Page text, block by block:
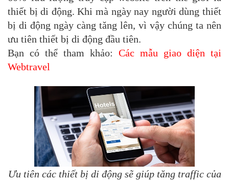
thiết bị di động. Khi mà ngày nay người dùng thiết
bị di động ngày càng tăng lên, vì vậy chúng ta nên
ưu tiên thiết bị di động đầu tiên.
Bạn có thể tham khảo: Các mẫu giao diện tại
Webtravel
Ưu tiên các thiết bị di động sẽ giúp tăng traffic của